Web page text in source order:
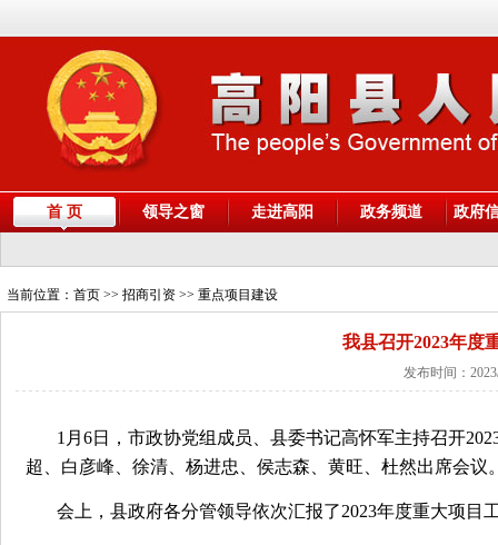
首 页 领导之窗 走进高阳 政务频道 政府
当前位置： 首页 >> 招商引资 >> 重点项目建设
我县召开2023年度
发布时间：
1月6日，市政协党组成员、县委书记高怀军主持召开
超、白彦峰、徐清、杨进忠、侯志森、黄旺、杜然出席会议
会上，县政府各分管领导依次汇报了2023年度重大项目